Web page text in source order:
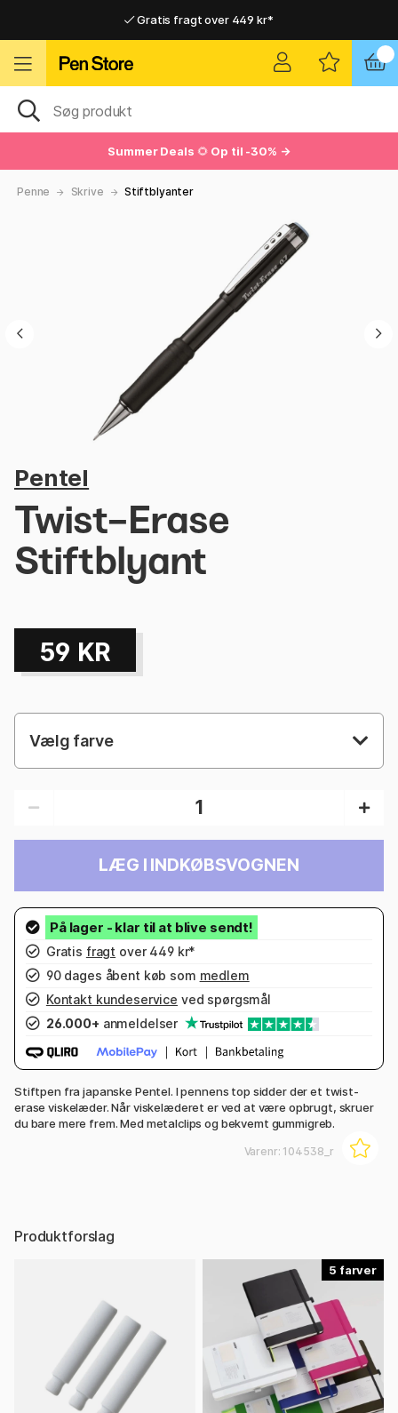
Gratis fragt over 449 kr*
Hurtigt til dør eller pakkeshop
Hurtigt til dør eller pakkeshop
Summer Deals 🌻 Op til -30% →
Penne Skrive Stiftblyanter
Pentel
Twist-Erase
Stiftblyant
59 KR
Vælg farve
LÆG I INDKØBSVOGNEN
Gratis fragt over 449 kr*
90 dages åbent køb som medlem
Kontakt kundeservice ved spørgsmål
26.000+ anmeldelser
Stiftpen fra japanske Pentel. I pennens top sidder der et twist-
erase viskelæder. Når viskelæderet er ved at være opbrugt, skruer
du bare mere frem. Med metalclips og bekvemt gummigreb.
Varenr: 104538_r
Produktforslag
5